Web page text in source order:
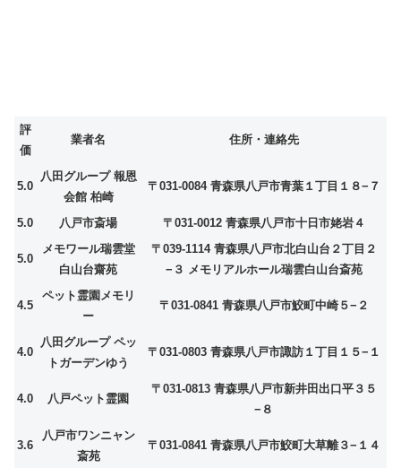
評
価
業者名 住所・連絡先
5.0
八田グループ 報恩
会館 柏崎
〒031-0084 青森県八戸市青葉１丁目１８−７
5.0 八戸市斎場 〒031-0012 青森県八戸市十日市姥岩４
5.0
メモワール瑞雲堂
白山台齋苑
〒039-1114 青森県八戸市北白山台２丁目２
−３ メモリアルホール瑞雲白山台斎苑
4.5
ペット霊園メモリ
ー
〒031-0841 青森県八戸市鮫町中崎５−２
4.0
八田グループ ペッ
トガーデンゆう
〒031-0803 青森県八戸市諏訪１丁目１５−１
4.0 八戸ペット霊園
〒031-0813 青森県八戸市新井田出口平３５
−８
3.6
八戸市ワンニャン
斎苑
〒031-0841 青森県八戸市鮫町大草離３−１４